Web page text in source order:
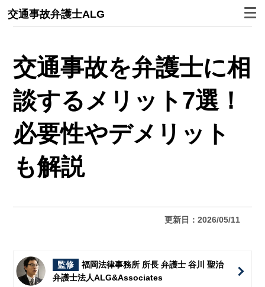
交通事故弁護士ALG
交通事故を弁護士に相
談するメリット7選！
必要性やデメリット
も解説
更新日：2026/05/11
監修
福岡法律事務所 所長 弁護士 谷川 聖治
弁護士法人ALG&Associates